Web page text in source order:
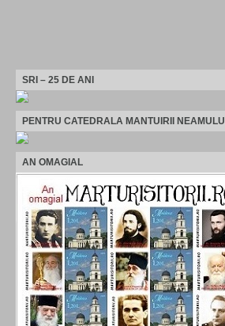
SRI – 25 DE ANI
PENTRU CATEDRALA MANTUIRII NEAMULUI
AN OMAGIAL